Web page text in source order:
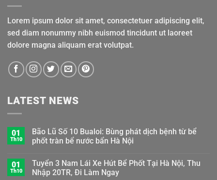
Lorem ipsum dolor sit amet, consectetuer adipiscing elit,
sed diam nonummy nibh euismod tincidunt ut laoreet
dolore magna aliquam erat volutpat.
LATEST NEWS
01
Th10
Bão Lũ Số 10 Bualoi: Bùng phát dịch bệnh từ bể
phốt tràn bể nước bẩn Hà Nội
01
Th10
Tuyển 3 Nam Lái Xe Hút Bể Phốt Tại Hà Nội, Thu
Nhập 20TR, Đi Làm Ngay